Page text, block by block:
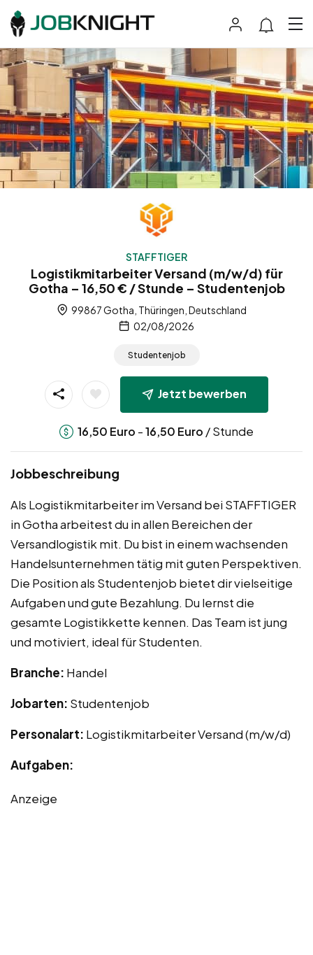
STAFFTIGER
Logistikmitarbeiter Versand (m/w/d) für
Gotha – 16,50 € / Stunde – Studentenjob
99867 Gotha, Thüringen, Deutschland
02/08/2026
Studentenjob
Jetzt bewerben
16,50 Euro -16,50 Euro / Stunde
Jobbeschreibung
Als Logistikmitarbeiter im Versand bei STAFFTIGER
in Gotha arbeitest du in allen Bereichen der
Versandlogistik mit. Du bist in einem wachsenden
Handelsunternehmen tätig mit guten Perspektiven.
Die Position als Studentenjob bietet dir vielseitige
Aufgaben und gute Bezahlung. Du lernst die
gesamte Logistikkette kennen. Das Team ist jung
und motiviert, ideal für Studenten.
Branche: Handel
Jobarten: Studentenjob
Personalart: Logistikmitarbeiter Versand (m/w/d)
Aufgaben:
Anzeige